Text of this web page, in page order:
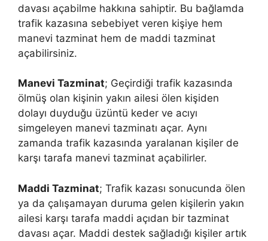
davası açabilme hakkına sahiptir. Bu bağlamda
trafik kazasına sebebiyet veren kişiye hem
manevi tazminat hem de maddi tazminat
açabilirsiniz.
Manevi Tazminat; Geçirdiği trafik kazasında
ölmüş olan kişinin yakın ailesi ölen kişiden
dolayı duyduğu üzüntü keder ve acıyı
simgeleyen manevi tazminatı açar. Aynı
zamanda trafik kazasında yaralanan kişiler de
karşı tarafa manevi tazminat açabilirler.
Maddi Tazminat; Trafik kazası sonucunda ölen
ya da çalışamayan duruma gelen kişilerin yakın
ailesi karşı tarafa maddi açıdan bir tazminat
davası açar. Maddi destek sağladığı kişiler artık